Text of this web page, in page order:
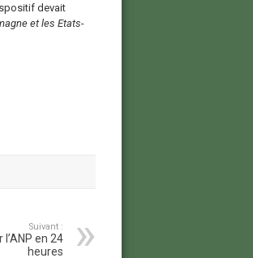
devait
et les Etats-
Suivant :
en 24
heures